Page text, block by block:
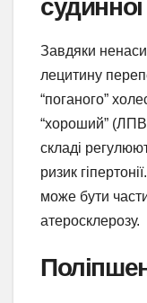
Завдяки
лецитину
“поганого”
“хороший”
складі
ризик
може бути
атеросклерозу.